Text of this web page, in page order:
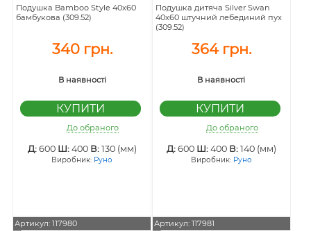
Подушка Bamboo Style 40х60
бамбукова (309.52)
340 грн.
В наявності
До обраного
Д: 600Ш: 400В: 130 (мм)
Виробник: Руно
Подушка дитяча Silver Swan
40х60 штучний лебединий пух
(309.52)
364 грн.
В наявності
До обраного
Д: 600Ш: 400В: 140 (мм)
Виробник: Руно
Артикул: 117980 Артикул: 117981